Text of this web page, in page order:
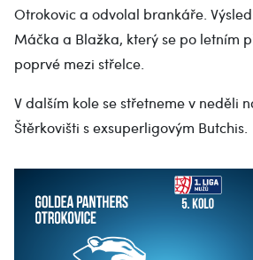
Otrokovic a odvolal brankáře.
Máčka a Blažka, který se po letním
poprvé mezi střelce.
V dalším kole se střetneme v neděli
Štěrkovišti s exsuperligovým Butchis.